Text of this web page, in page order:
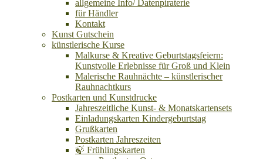
allgemeine Info/ Datenpiraterie
für Händler
Kontakt
Kunst Gutschein
künstlerische Kurse
Malkurse & Kreative Geburtstagsfeiern:
Kunstvolle Erlebnisse für Groß und Klein
Malerische Rauhnächte – künstlerischer
Rauhnachtkurs
Postkarten und Kunstdrucke
Jahreszeitliche Kunst- & Monatskartensets
Einladungskarten Kindergeburtstag
Grußkarten
Postkarten Jahreszeiten
🍃 Frühlingskarten